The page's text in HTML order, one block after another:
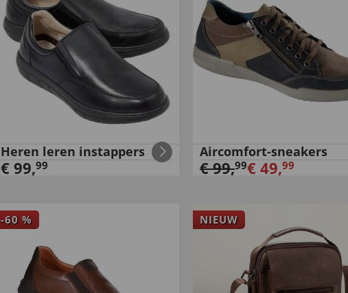
Heren leren instappers
€ 99,99
Aircomfort-sneakers
€99,99€ 49,99
-60 % NIEUW